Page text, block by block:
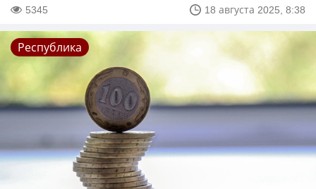
5345 18 августа 2025, 8:38
Республика